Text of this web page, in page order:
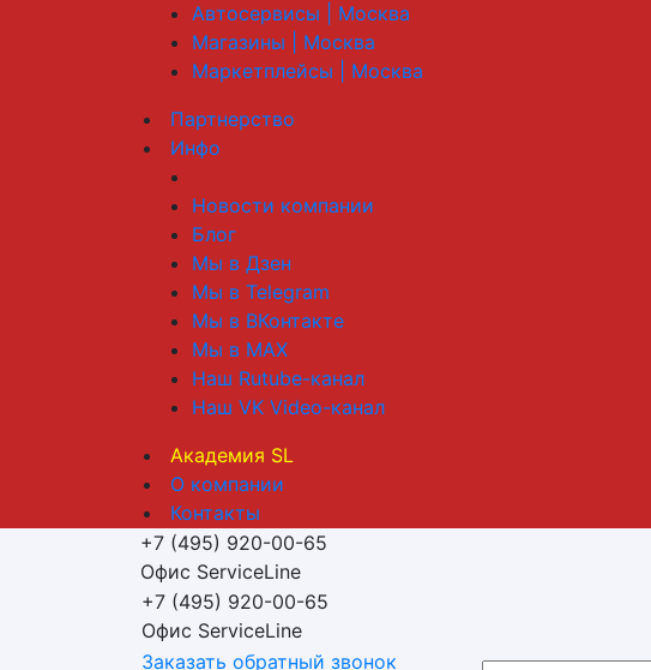
Автосервисы | Москва
Магазины | Москва
Маркетплейсы | Москва
Партнерство
Инфо
Новости компании
Блог
Мы в Дзен
Мы в Telegram
Мы в ВКонтакте
Мы в MAX
Наш Rutube-канал
Наш VK Video-канал
Академия SL
О компании
Контакты
+7 (495) 920-00-65
Офис ServiceLine
+7 (495) 920-00-65
Офис ServiceLine
Заказать обратный звонок